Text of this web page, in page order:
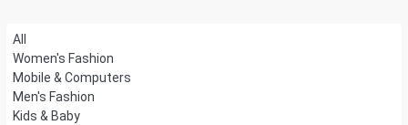
All
Women's Fashion
Mobile & Computers
Men's Fashion
Kids & Baby